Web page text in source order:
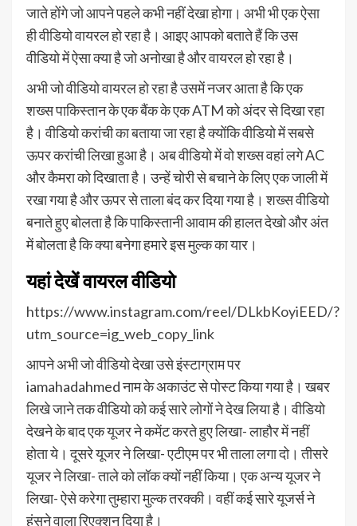
जाते होंगे जो आपने पहले कभी नहीं देखा होगा। अभी भी एक ऐसा
ही वीडियो वायरल हो रहा है। आइए आपको बताते हैं कि उस
वीडियो में ऐसा क्या है जो अनोखा है और वायरल हो रहा है।
अभी जो वीडियो वायरल हो रहा है उसमें नजर आता है कि एक
शख्स पाकिस्तान के एक बैंक के एक ATM को अंदर से दिखा रहा
है। वीडियो करांची का बताया जा रहा है क्योंकि वीडियो में सबसे
ऊपर करांची लिखा हुआ है। अब वीडियो में वो शख्स वहां लगे AC
और कैमरा को दिखाता है। उन्हें चोरी से बचाने के लिए एक जाली में
रखा गया है और ऊपर से ताला बंद कर दिया गया है। शख्स वीडियो
बनाते हुए बोलता है कि पाकिस्तानी आवाम की हालत देखो और अंत
में बोलता है कि क्या बनेगा हमारे इस मुल्क का यार।
यहां देखें वायरल वीडियो
https://www.instagram.com/reel/DLkbKoyiEED/?
utm_source=ig_web_copy_link
आपने अभी जो वीडियो देखा उसे इंस्टाग्राम पर
iamahadahmed नाम के अकाउंट से पोस्ट किया गया है। खबर
लिखे जाने तक वीडियो को कई सारे लोगों ने देख लिया है। वीडियो
देखने के बाद एक यूजर ने कमेंट करते हुए लिखा- लाहौर में नहीं
होता ये। दूसरे यूजर ने लिखा- एटीएम पर भी ताला लगा दो। तीसरे
यूजर ने लिखा- ताले को लॉक क्यों नहीं किया। एक अन्य यूजर ने
लिखा- ऐसे करेगा तुम्हारा मुल्क तरक्की। वहीं कई सारे यूजर्स ने
हंसने वाला रिएक्शन दिया है।